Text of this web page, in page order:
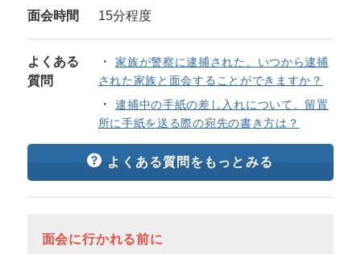
面会時間 15分程度
よくある
質問
家族が警察に逮捕された。いつから逮捕
された家族と面会することができますか？
逮捕中の手紙の差し入れについて。留置
所に手紙を送る際の宛先の書き方は？
よくある質問をもっとみる
面会に行かれる前に